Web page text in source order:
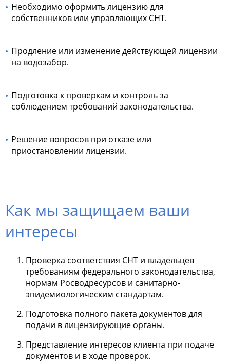
Необходимо оформить лицензию для
собственников или управляющих СНТ.
Продление или изменение действующей лицензии
на водозабор.
Подготовка к проверкам и контроль за
соблюдением требований законодательства.
Решение вопросов при отказе или
приостановлении лицензии.
Как мы защищаем ваши
интересы
Проверка соответствия СНТ и владельцев
требованиям федерального законодательства,
нормам Росводресурсов и санитарно-
эпидемиологическим стандартам.
Подготовка полного пакета документов для
подачи в лицензирующие органы.
Представление интересов клиента при подаче
документов и в ходе проверок.